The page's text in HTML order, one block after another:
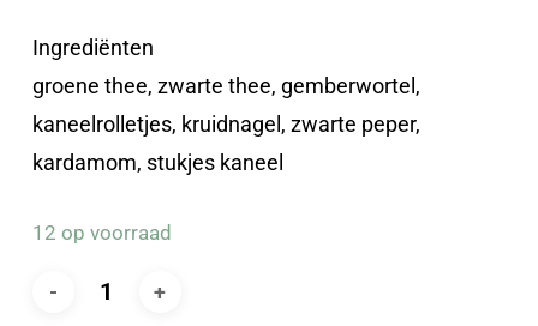
Ingrediënten
groene thee, zwarte thee, gemberwortel,
kaneelrolletjes, kruidnagel, zwarte peper,
kardamom, stukjes kaneel
12 op voorraad